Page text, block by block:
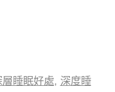
層睡眠好處, 深度睡